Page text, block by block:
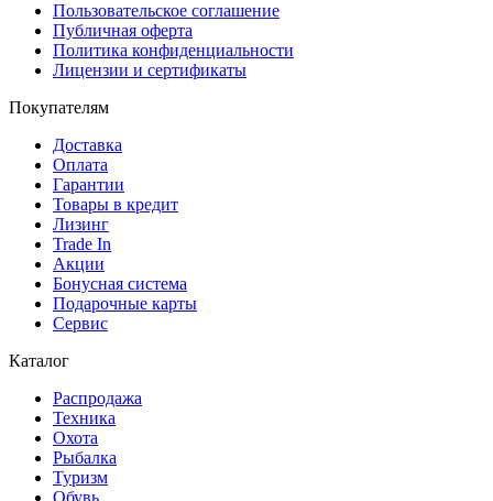
Пользовательское соглашение
Публичная оферта
Политика конфиденциальности
Лицензии и сертификаты
Покупателям
Доставка
Оплата
Гарантии
Товары в кредит
Лизинг
Trade In
Акции
Бонусная система
Подарочные карты
Сервис
Каталог
Распродажа
Техника
Охота
Рыбалка
Туризм